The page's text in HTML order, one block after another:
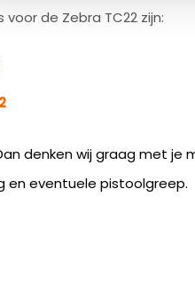
de Zebra TC22 zijn:
denken wij graag met je
en eventuele pistoolgreep.